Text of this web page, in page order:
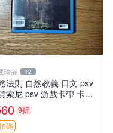
珍品 12
法則 自然教義 日文 psv
索尼 psv 游戲卡帶 卡盒
損 版本外版 功能正常讀卡
質量：為避免糾紛，鑒寶
，收藏家和較真黨自行繞
9折
碼